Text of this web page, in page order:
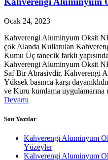
Ocak 24, 2023
Kahverengi Aluminyum Oksit
çok Alanda Kullanılan
Kumu Üç tanecik farklı
Kahverengi Aluminyum Oksit
Saf Bir Abrasivdir, Kahverengi
Yüksek basınca karşı
ve Kuru kumlama
Devamı
Son Yazılar
Kahverengi Aluminyum
Yüzeyler
Kahverengi Aluminyum